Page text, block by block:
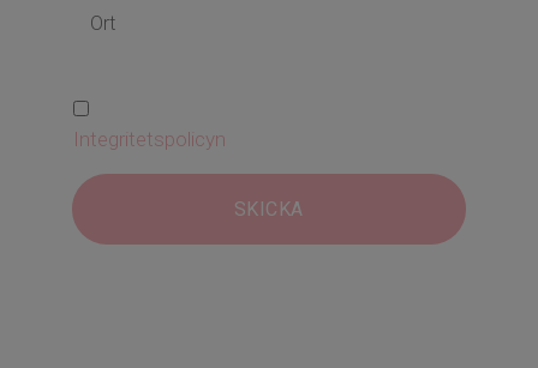
Integritetspolicyn
SKICKA